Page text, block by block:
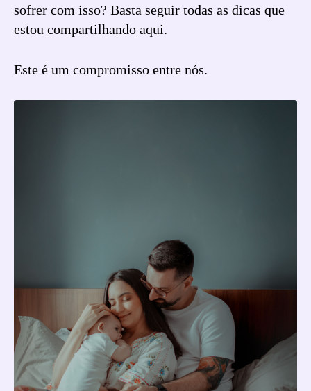
sofrer com isso? Basta seguir todas as dicas que
estou compartilhando aqui.
Este é um compromisso entre nós.